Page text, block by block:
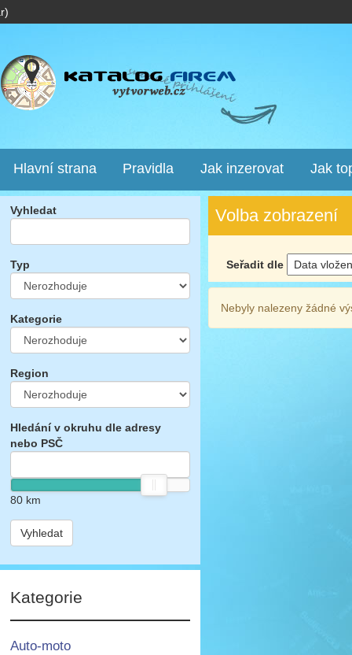
Hlavní strana Pravidla Jak inzerovat Jak
Vyhledat
Typ
Kategorie
Region
Hledání v okruhu dle adresy
nebo PSČ
80km
Vyhledat
Kategorie
Auto-moto
Volba zobrazení
Seřadit dle
Nebyly nalezeny žádné